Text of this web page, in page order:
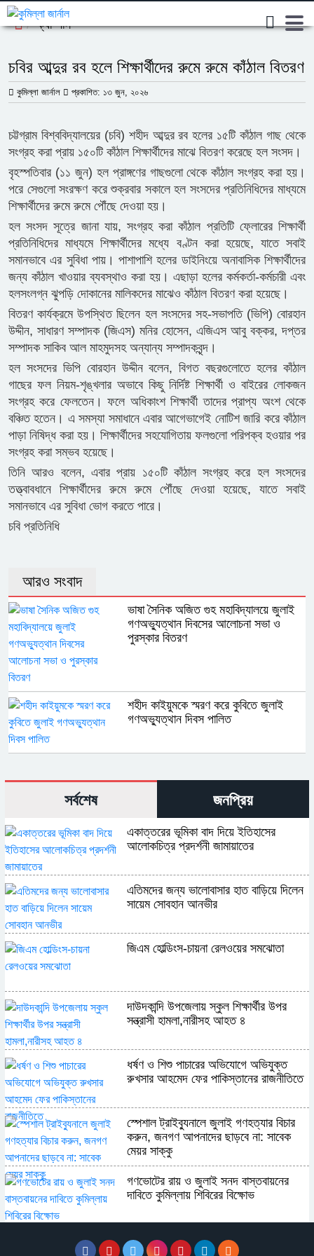
ক্যাম্পাস
চবির আব্দুর রব হলে শিক্ষার্থীদের রুমে রুমে কাঁঠাল বিতরণ
কুমিল্লা জার্নাল প্রকাশিত: ১৩ জুন, ২০২৬
চট্টগ্রাম বিশ্ববিদ্যালয়ের (চবি) শহীদ আব্দুর রব হলের ১৫টি কাঁঠাল গাছ থেকে
সংগ্রহ করা প্রায় ১৫০টি কাঁঠাল শিক্ষার্থীদের মাঝে বিতরণ করেছে হল সংসদ।
বৃহস্পতিবার (১১ জুন) হল প্রাঙ্গণের গাছগুলো থেকে কাঁঠাল সংগ্রহ করা হয়।
পরে সেগুলো সংরক্ষণ করে শুক্রবার সকালে হল সংসদের প্রতিনিধিদের মাধ্যমে
শিক্ষার্থীদের রুমে রুমে পৌঁছে দেওয়া হয়।
হল সংসদ সূত্রে জানা যায়, সংগ্রহ করা কাঁঠাল প্রতিটি ফ্লোরের শিক্ষার্থী
প্রতিনিধিদের মাধ্যমে শিক্ষার্থীদের মধ্যে বণ্টন করা হয়েছে, যাতে সবাই
সমানভাবে এর সুবিধা পায়। পাশাপাশি হলের ডাইনিংয়ে অনাবাসিক শিক্ষার্থীদের
জন্য কাঁঠাল খাওয়ার ব্যবস্থাও করা হয়। এছাড়া হলের কর্মকর্তা-কর্মচারী এবং
হলসংলগ্ন ঝুপড়ি দোকানের মালিকদের মাঝেও কাঁঠাল বিতরণ করা হয়েছে।
বিতরণ কার্যক্রমে উপস্থিত ছিলেন হল সংসদের সহ-সভাপতি (ভিপি) বোরহান
উদ্দীন, সাধারণ সম্পাদক (জিএস) মনির হোসেন, এজিএস আবু বক্কর, দপ্তর
সম্পাদক সাকিব আল মাহমুদসহ অন্যান্য সম্পাদকবৃন্দ।
হল সংসদের ভিপি বোরহান উদ্দীন বলেন, বিগত বছরগুলোতে হলের কাঁঠাল
গাছের ফল নিয়ম-শৃঙ্খলার অভাবে কিছু নির্দিষ্ট শিক্ষার্থী ও বাইরের লোকজন
সংগ্রহ করে ফেলতেন। ফলে অধিকাংশ শিক্ষার্থী তাদের প্রাপ্য অংশ থেকে
বঞ্চিত হতেন। এ সমস্যা সমাধানে এবার আগেভাগেই নোটিশ জারি করে কাঁঠাল
পাড়া নিষিদ্ধ করা হয়। শিক্ষার্থীদের সহযোগিতায় ফলগুলো পরিপক্ব হওয়ার পর
সংগ্রহ করা সম্ভব হয়েছে।
তিনি আরও বলেন, এবার প্রায় ১৫০টি কাঁঠাল সংগ্রহ করে হল সংসদের
তত্ত্বাবধানে শিক্ষার্থীদের রুমে রুমে পৌঁছে দেওয়া হয়েছে, যাতে সবাই
সমানভাবে এর সুবিধা ভোগ করতে পারে।
চবি প্রতিনিধি
আরও সংবাদ
ভাষা সৈনিক অজিত গুহ মহাবিদ্যালয়ে জুলাই
গণঅভ্যুত্থান দিবসের আলোচনা সভা ও
পুরস্কার বিতরণ
শহীদ কাইয়ুমকে স্মরণ করে কুবিতে জুলাই
গণঅভ্যুত্থান দিবস পালিত
সর্বশেষ জনপ্রিয়
একাত্তরের ভূমিকা বাদ দিয়ে ইতিহাসের
আলোকচিত্র প্রদর্শনী জামায়াতের
এতিমদের জন্য ভালোবাসার হাত বাড়িয়ে দিলেন
সায়েম সোবহান আনভীর
জিএম হোল্ডিংস-চায়না রেলওয়ের সমঝোতা
দাউদকান্দি উপজেলায় স্কুল শিক্ষার্থীর উপর
সন্ত্রাসী হামলা,নারীসহ আহত ৪
ধর্ষণ ও শিশু পাচারের অভিযোগে অভিযুক্ত
রুখসার আহমেদ ফের পাকিস্তানের রাজনীতিতে
স্পেশাল ট্রাইব্যুনালে জুলাই গণহত্যার বিচার
করুন, জনগণ আপনাদের ছাড়বে না: সাবেক
মেয়র সাক্কু
গণভোটের রায় ও জুলাই সনদ বাস্তবায়নের
দাবিতে কুমিল্লায় শিবিরের বিক্ষোভ
ভাষা সৈনিক অজিত গুহ মহাবিদ্যালয়ে জুলাই
গণঅভ্যুত্থান দিবসের আলোচনা সভা ও